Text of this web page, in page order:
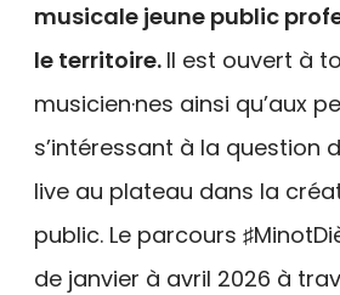
musicale jeune public
le territoire. Il est ouvert à
musicien·nes ainsi qu’aux
s’intéressant à la question
live au plateau dans la
public. Le parcours
de janvier à avril 2026 à